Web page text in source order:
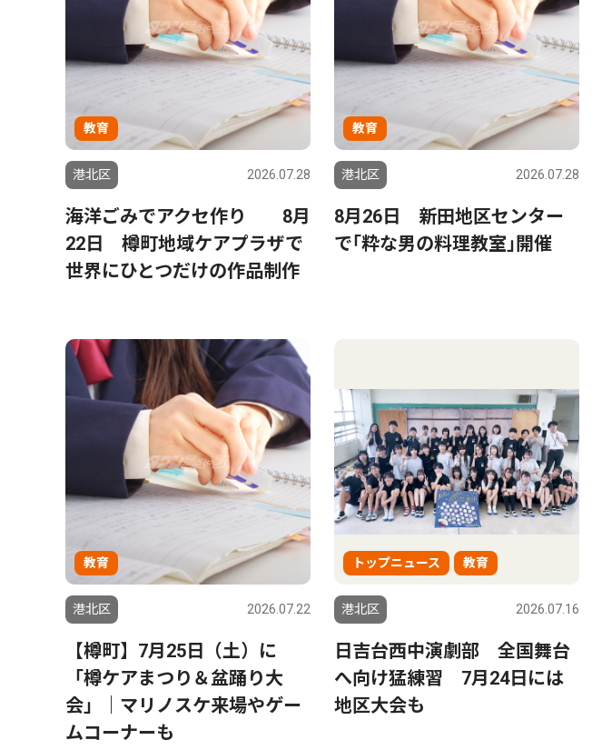
教育
港北区 2026.07.28
海洋ごみでアクセ作り 8月
22日 樽町地域ケアプラザで
世界にひとつだけの作品制作
教育
港北区 2026.07.28
8月26日 新田地区センター
で｢粋な男の料理教室｣開催
教育
港北区 2026.07.22
【樽町】7月25日（土）に
「樽ケアまつり＆盆踊り大
会」｜マリノスケ来場やゲー
ムコーナーも
トップニュース 教育
港北区 2026.07.16
日吉台西中演劇部 全国舞台
へ向け猛練習 7月24日には
地区大会も